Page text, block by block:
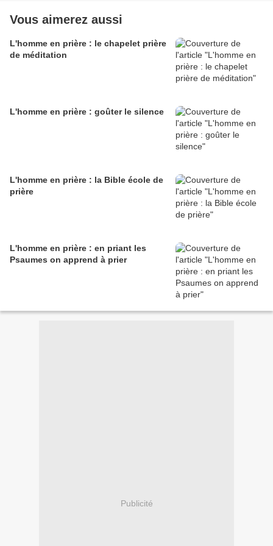
Vous aimerez aussi
L'homme en prière : le chapelet prière
de méditation
L'homme en prière : goûter le silence
L'homme en prière : la Bible école de
prière
L'homme en prière : en priant les
Psaumes on apprend à prier
Publicité